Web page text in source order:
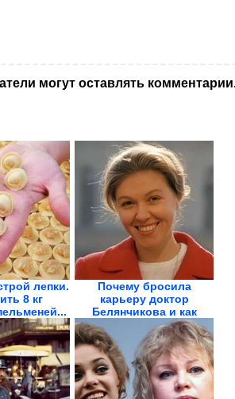
могут оставлять
лепки.
8 кг
Почему бросила
карьеру доктор
Белянчикова и как
выглядит...